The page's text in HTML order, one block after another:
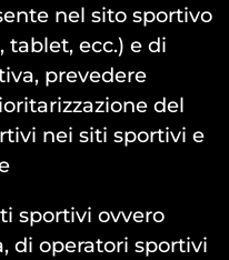
nel sito sportivo
ecc.) e di
prevedere
del
nei siti sportivi e
sportivi ovvero
di operatori sportivi